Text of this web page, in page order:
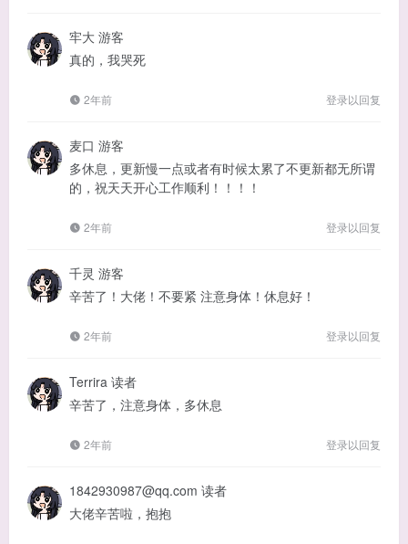
牢大 游客
真的，我哭死
2年前 登录以回复
麦口 游客
多休息，更新慢一点或者有时候太累了不更新都无所谓
的，祝天天开心工作顺利！！！！
2年前 登录以回复
千灵 游客
辛苦了！大佬！不要紧 注意身体！休息好！
2年前 登录以回复
Terrira 读者
辛苦了，注意身体，多休息
2年前 登录以回复
1842930987@qq.com 读者
大佬辛苦啦，抱抱